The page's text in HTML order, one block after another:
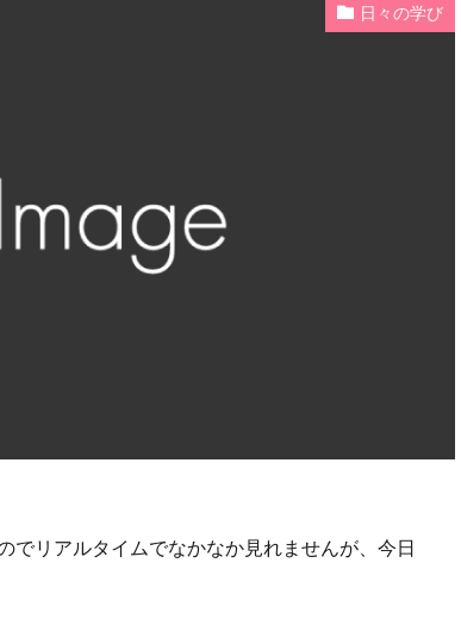
日々の学び
でリアルタイムでなかなか見れませんが、今日